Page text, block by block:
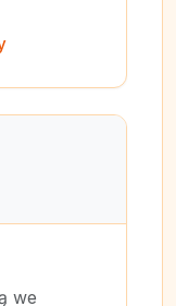
we